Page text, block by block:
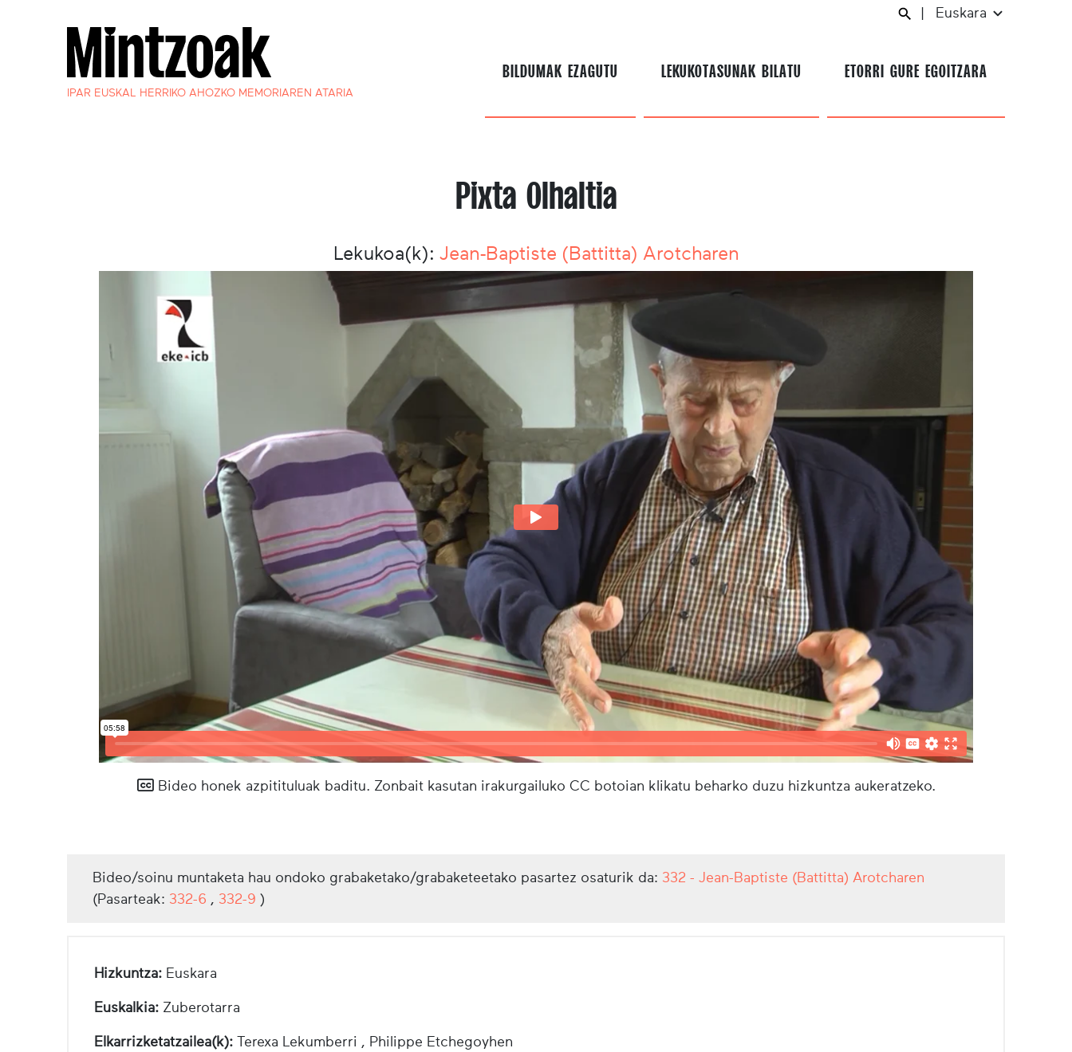
IPAR EUSKAL HERRIKO AHOZKO MEMORIAREN ATARIA
Euskara
BILDUMAK EZAGUTU LEKUKOTASUNAK BILATU ETORRI GURE EGOITZARA
Pixta Olhaltia
Lekukoa(k): Jean-Baptiste (Battitta) Arotcharen
Bideo honek azpitituluak baditu. Zonbait kasutan irakurgailuko CC botoian klikatu beharko duzu hizkuntza aukeratzeko.
Bideo/soinu muntaketa hau ondoko grabaketako/grabaketeetako pasartez osaturik da: 332 - Jean-Baptiste (Battitta) Arotcharen
(Pasarteak: 332-6 , 332-9 )
Hizkuntza: Euskara
Euskalkia: Zuberotarra
Elkarrizketatzailea(k): Terexa Lekumberri , Philippe Etchegoyhen